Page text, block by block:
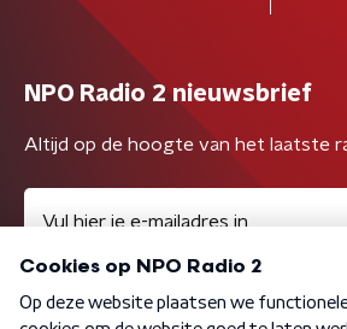
NPO Radio 2 nieuwsbrief
Altijd op de hoogte van het laatste